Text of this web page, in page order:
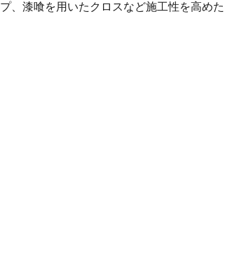
、漆喰を用いたクロスなど施工性を高めた